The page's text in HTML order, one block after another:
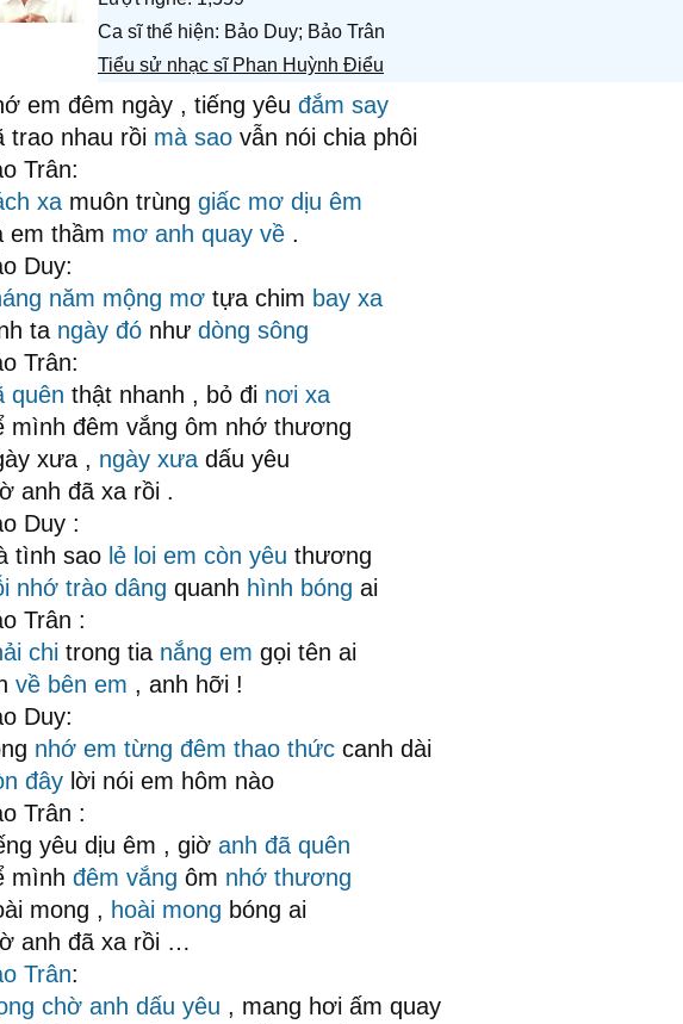
Ca sĩ thể hiện: Bảo Duy; Bảo Trân
Tiểu sử nhạc sĩ Phan Huỳnh Điểu
em đêm ngày , tiếng yêu đắm say
trao nhau rồi mà sao vẫn nói chia phôi
Trân:
xa muôn trùng giấc mơ dịu êm
em thầm mơ anh quay về .
Duy:
năm mộng mơ tựa chim bay xa
ta ngày đó như dòng sông
Trân:
quên thật nhanh , bỏ đi nơi xa
mình đêm vắng ôm nhớ thương
xưa , ngày xưa dấu yêu
anh đã xa rồi .
Duy :
tình sao lẻ loi em còn yêu thương
nhớ trào dâng quanh hình bóng ai
Trân :
chi trong tia nắng em gọi tên ai
về bên em , anh hỡi !
Duy:
nhớ em từng đêm thao thức canh dài
đây lời nói em hôm nào
Trân :
yêu dịu êm , giờ anh đã quên
mình đêm vắng ôm nhớ thương
mong , hoài mong bóng ai
anh đã xa rồi …
Trân:
chờ anh dấu yêu , mang hơi ấm quay